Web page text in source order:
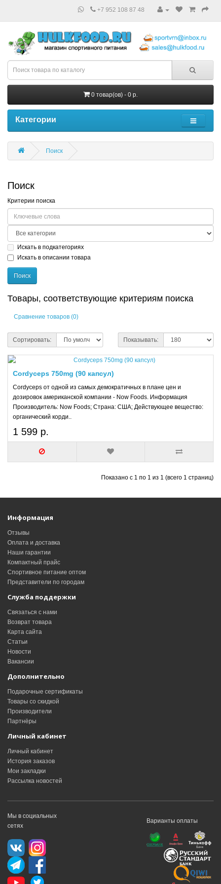
+7 952 108 87 48
0 товар(ов) - 0 р.
Категории
Поиск
Поиск
Критерии поиска
Искать в подкатегориях
Искать в описании товара
Товары, соответствующие критериям поиска
Сравнение товаров (0)
Сортировать: Показывать:
Cordyceps 750mg (90 капсул)
Cordyceps от одной из самых демократичных в плане цен и
дозировок американской компании - Now Foods. Информация
Производитель: Now Foods; Страна: США; Действующее вещество:
органический корди..
1 599 р.
Показано с 1 по 1 из 1 (всего 1 страниц)
Информация
Отзывы
Оплата и доставка
Наши гарантии
Компактный прайс
Спортивное питание оптом
Представители по городам
Служба поддержки
Связаться с нами
Возврат товара
Карта сайта
Статьи
Новости
Вакансии
Дополнительно
Подарочные сертификаты
Товары со скидкой
Производители
Партнёры
Личный кабинет
Личный кабинет
История заказов
Мои закладки
Рассылка новостей
Мы в социальных
сетях
Варианты оплаты